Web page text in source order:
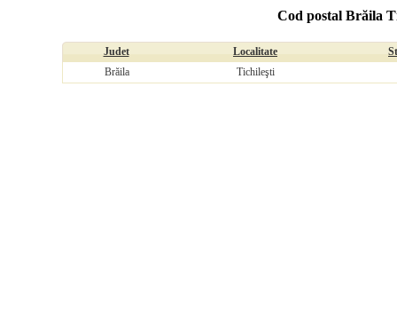
Cod postal Brăila
Judet Localitate
Brăila
Tichileşti